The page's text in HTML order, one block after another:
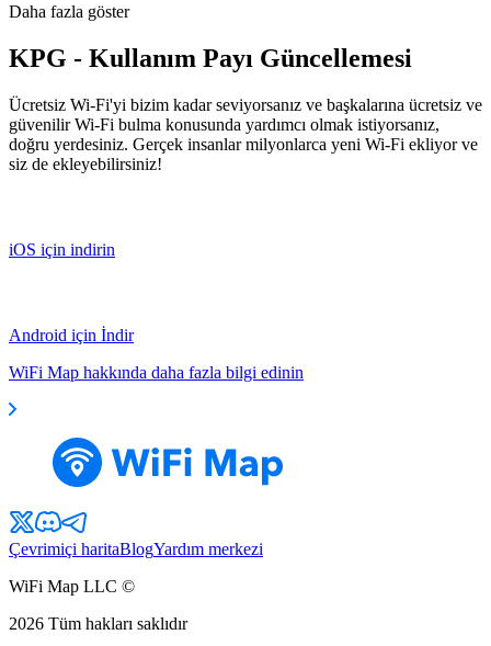
Daha fazla göster
KPG - Kullanım Payı Güncellemesi
Ücretsiz Wi-Fi'yi bizim kadar seviyorsanız ve başkalarına ücretsiz ve
güvenilir Wi-Fi bulma konusunda yardımcı olmak istiyorsanız,
doğru yerdesiniz. Gerçek insanlar milyonlarca yeni Wi-Fi ekliyor ve
siz de ekleyebilirsiniz!
iOS için indirin
Android için İndir
WiFi Map hakkında daha fazla bilgi edinin
Çevrimiçi haritaBlogYardım merkezi
WiFi Map LLC ©
2026 Tüm hakları saklıdır